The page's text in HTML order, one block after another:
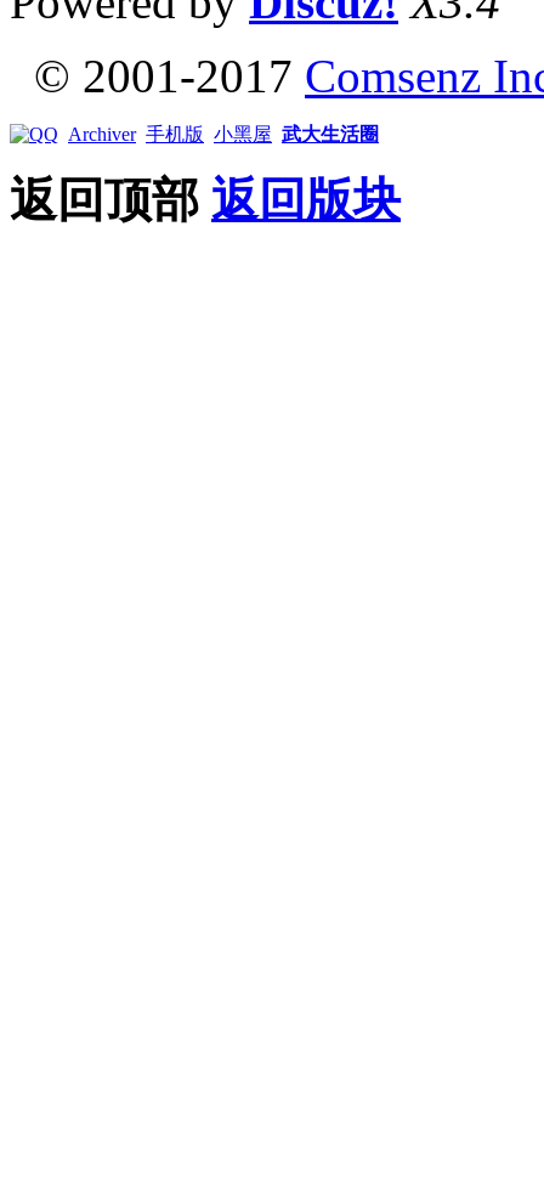
© 2001-2017 Comsenz
Archiver 手机版 小黑屋 武大生活圈
返回顶部 返回版块